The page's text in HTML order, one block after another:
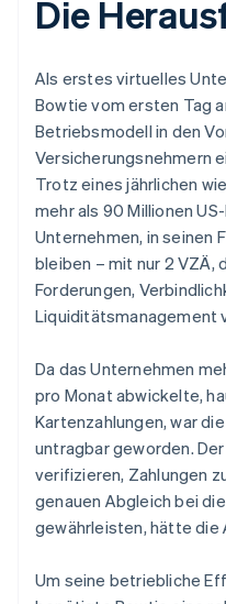
Die
Als erstes virtuelles
Bowtie vom ersten Tag
Betriebsmodell in den
Versicherungsnehmern
Trotz eines jährlichen
mehr als 90 Millionen
Unternehmen, in seinen
bleiben – mit nur 2 VZÄ,
Forderungen,
Liquiditätsmanagement
Da das Unternehmen
pro Monat abwickelte,
Kartenzahlungen, war
untragbar geworden.
verifizieren, Zahlungen
genauen Abgleich bei
gewährleisten, hätte die
Um seine betriebliche